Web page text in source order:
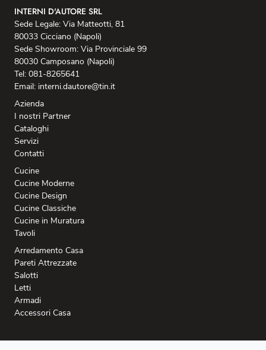
INTERNI D'AUTORE SRL
Sede Legale: Via Matteotti, 81
80033 Cicciano (Napoli)
Sede Showroom: Via Provinciale 99
80030 Camposano (Napoli)
Tel: 081-8265641
Email: interni.dautore@tin.it
Azienda
I nostri Partner
Cataloghi
Servizi
Contatti
Cucine
Cucine Moderne
Cucine Design
Cucine Classiche
Cucine in Muratura
Tavoli
Arredamento Casa
Pareti Attrezzate
Salotti
Letti
Armadi
Accessori Casa